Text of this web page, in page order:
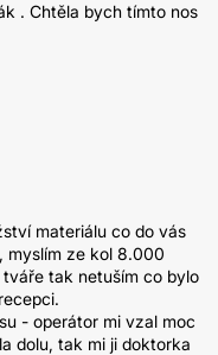
. Chtěla bych tímto nos
materiálu co do vás
myslím ze kol 8.000
tak netuším co bylo
- operátor mi vzal moc
dolu, tak mi ji doktorka